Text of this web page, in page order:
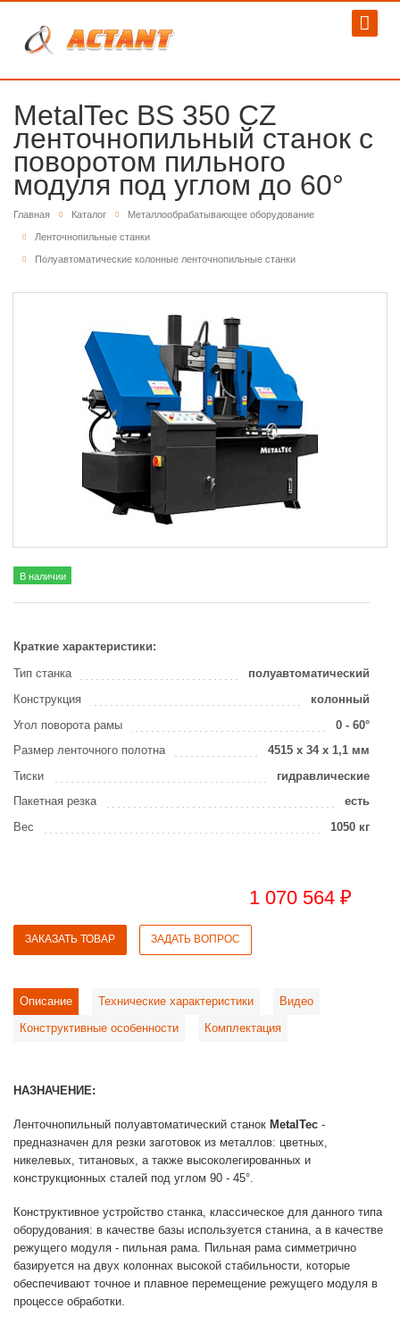
MetalTec BS 350 CZ
ленточнопильный станок c
поворотом пильного
модуля под углом до 60°
Главная Каталог Металлообрабатывающее оборудование
Ленточнопильные станки
Полуавтоматические колонные ленточнопильные станки
В наличии
Краткие характеристики:
Тип станка
полуавтоматический
Конструкция
колонный
Угол поворота рамы
0 - 60°
Размер ленточного полотна
4515 х 34 х 1,1 мм
Тиски
гидравлические
Пакетная резка
есть
Вес
1050 кг
1 070 564 ₽
ЗАКАЗАТЬ ТОВАР ЗАДАТЬ ВОПРОС
Описание Технические характеристики
Видео
Конструктивные особенности
Комплектация
НАЗНАЧЕНИЕ:
Ленточнопильный полуавтоматический станок MetalTec -
предназначен для резки заготовок из металлов: цветных,
никелевых, титановых, а также высоколегированных и
конструкционных сталей под углом 90 - 45°.
Конструктивное устройство станка, классическое для данного типа
оборудования: в качестве базы используется станина, а в качестве
режущего модуля - пильная рама. Пильная рама симметрично
базируется на двух колоннах высокой стабильности, которые
обеспечивают точное и плавное перемещение режущего модуля в
процессе обработки.